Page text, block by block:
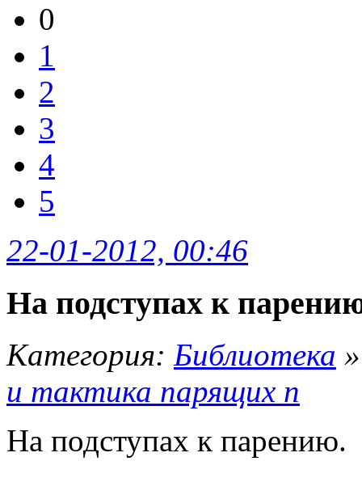
0
1
2
3
4
5
22-01-2012, 00:46
На подступах к
Категория: Библиотека
и тактика парящих п
На подступах к парению.